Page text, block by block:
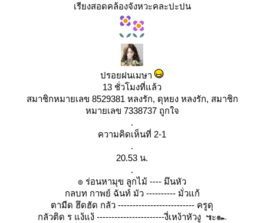
เรียงสอดคล้องจังหวะคละปะปน
ปรอยฝนเมษา
13 ชั่วโมงที่แล้ว
สมาชิกหมายเลข 8529381 หลงรัก, ดุหยง หลงรัก, สมาชิก
หมายเลข 7338737 ถูกใจ
.
ความคิดเห็นที่ 2-1
.
20.53 น.
.
๏ ร่อนหามุข ลูกไม้ ---- มึนหัว
กลบท กาพย์ ฉันท์ มัว ---------- มั่วแก้
ตามืด ฮึดฮัด กลัว -------------------------- ครูดุ
กลัวติด ร แง้แง้ -----------------------งี่เหง้าหัวงู ๚ะ๛